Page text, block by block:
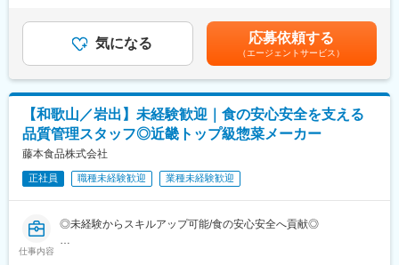
※レーザー加工データはCAD課が作成するためのプログラム作
成業務はありません
・切断後の部品仕分け、片付け、スクラップ処理
・プレスブレーキを使用した曲げ加工および加工データ作成
・材料入荷時の荷下ろし、検品業務
・フォークリフトや構内車両を使用した材料運搬業務
・製品引取りに来られたお客様への積込み対応
※主な取扱材料はSS材・SUS材。手のひらサイズから最大7mクラ
スの大型鋼板まで幅広く対応します。
■魅力
レーザー切断から曲げ加工まで、板金加工の幅広い技術を習得で
円 30歳 497万円 35歳 541万円※月約30時間の時間
外労働手当含む賃金はあくまでも目安の金額であり、選考を通じ
て上下する可能性があります。月給(月額)は固定手当を含めた表記
です。
気になる 応募依頼する
（エージェントサービス）
【和歌山／岩出】未経験歓迎｜食の安心安全を支える
品質管理スタッフ◎近畿トップ級惣菜メーカー
藤本食品株式会社
正社員 職種未経験歓迎 業種未経験歓迎
仕事内容
◎未経験からスキルアップ可能/食の安心安全へ貢献◎